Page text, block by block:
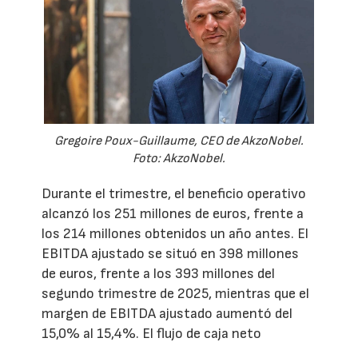
Gregoire Poux-Guillaume, CEO de AkzoNobel.
Foto: AkzoNobel.
Durante el trimestre, el beneficio operativo
alcanzó los 251 millones de euros, frente a
los 214 millones obtenidos un año antes. El
EBITDA ajustado se situó en 398 millones
de euros, frente a los 393 millones del
segundo trimestre de 2025, mientras que el
margen de EBITDA ajustado aumentó del
15,0% al 15,4%. El flujo de caja neto